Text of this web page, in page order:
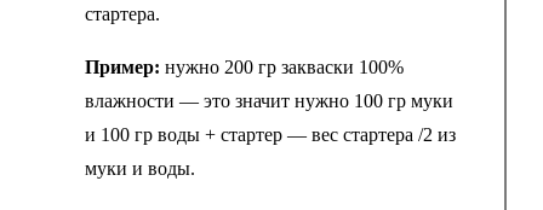
стартера.
Пример: нужно 200 гр закваски 100%
влажности — это значит нужно 100 гр муки
и 100 гр воды + стартер — вес стартера /2 из
муки и воды.